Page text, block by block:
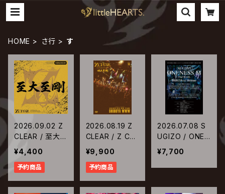
HOME さ行 す
2026.09.02 Z
CLEAR / 至大
至剛【2ndプレ
ス】
¥4,400
予約商品
2026.08.19 Z
CLEAR / Z CLE
AR 5大都市 ON
EMAN TOUR
『四大至剛』 TO
HIBUYA WWW
¥9,900
予約商品
2026.07.08 S
UGIZO / ONEN
ESS M【生産限
定アナログ盤】
¥7,700